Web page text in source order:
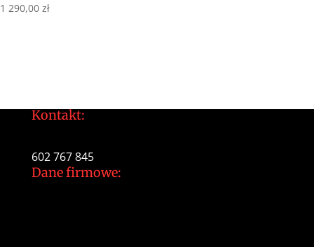
1 290,00 zł
Kontakt:
602 767 845
Dane firmowe: